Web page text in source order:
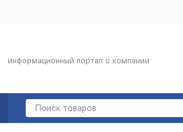
информационный портал о компании